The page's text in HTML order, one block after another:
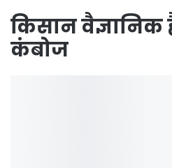
किसान वैज्ञानिक
कंबोज